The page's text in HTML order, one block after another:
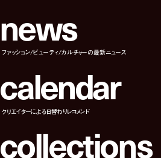
news
ファッション/ビューティ/カルチャーの最新ニュース
calendar
クリエイターによる日替わりレコメンド
collections